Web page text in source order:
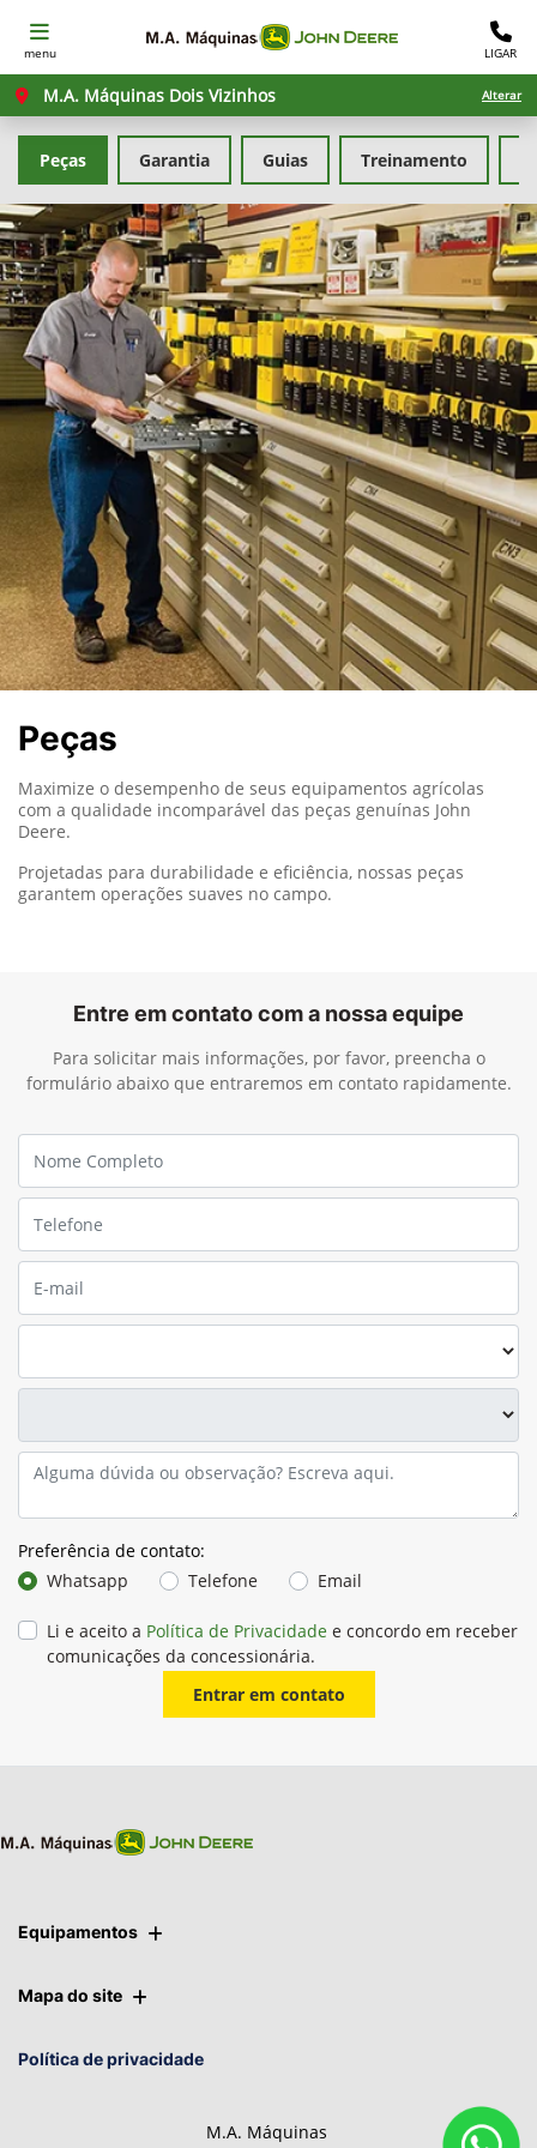
menu LIGAR
M.A. Máquinas Dois Vizinhos Alterar
Peças Garantia Guias Treinamento
Peças
Maximize o desempenho de seus equipamentos agrícolas
com a qualidade incomparável das peças genuínas John
Deere.
Projetadas para durabilidade e eficiência, nossas peças
garantem operações suaves no campo.
Entre em contato com a nossa equipe
Para solicitar mais informações, por favor, preencha o
formulário abaixo que entraremos em contato rapidamente.
Preferência de contato:
Whatsapp
Telefone Email
Li e aceito a Política de Privacidade e concordo em receber
comunicações da concessionária.
Entrar em contato
Equipamentos
Mapa do site
Política de privacidade
M.A. Máquinas